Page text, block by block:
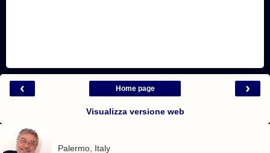
‹ ›
Home page
Visualizza versione web
Palermo, Italy